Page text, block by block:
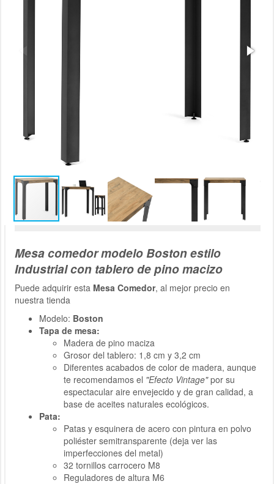
Mesa comedor modelo Boston estilo
Industrial con tablero de pino macizo
Puede adquirir esta Mesa Comedor, al mejor precio en
nuestra tienda
Modelo: Boston
Tapa de mesa:
Madera de pino maciza
Grosor del tablero: 1,8 cm y 3,2 cm
Diferentes acabados de color de madera, aunque
te recomendamos el "Efecto Vintage"por su
espectacular aire envejecido y de gran calidad, a
base de aceites naturales ecológicos.
Pata:
Patas y esquinera de acero con pintura en polvo
poliéster semitransparente (deja ver las
imperfecciones del metal)
32 tornillos carrocero M8
Reguladores de altura M6